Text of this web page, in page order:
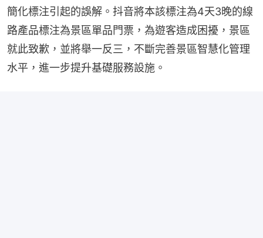
簡化標注引起的誤解。抖音將本該標注為4天3晚的線
路產品標注為景區單品門票，為遊客造成困擾，景區
就此致歉，並將舉一反三，不斷完善景區智慧化管理
水平，進一步提升基礎服務設施。